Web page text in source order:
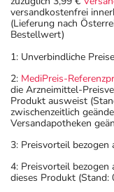
versandkostenfrei
(Lieferung nach
Bestellwert)
1: Unverbindliche
2: MediPreis-
die Arzneimittel-
Produkt ausweist
zwischenzeitlich
Versandapotheken
3: Preisvorteil
4: Preisvorteil bezogen
dieses Produkt (Stand: